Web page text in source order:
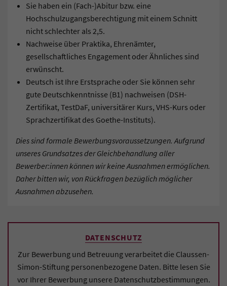
Sie haben ein (Fach-)Abitur bzw. eine
Hochschulzugangsberechtigung mit einem Schnitt
nicht schlechter als 2,5.
Nachweise über Praktika, Ehrenämter,
gesellschaftliches Engagement oder Ähnliches sind
erwünscht.
Deutsch ist Ihre Erstsprache oder Sie können sehr
gute Deutschkenntnisse (B1) nachweisen (DSH-
Zertifikat, TestDaF, universitärer Kurs, VHS-Kurs oder
Sprachzertifikat des Goethe-Instituts).
Dies sind formale Bewerbungsvoraussetzungen. Aufgrund
unseres Grundsatzes der Gleichbehandlung aller
Bewerber:innen können wir keine Ausnahmen ermöglichen.
Daher bitten wir, von Rückfragen bezüglich möglicher
Ausnahmen abzusehen.
DATENSCHUTZ
Zur Bewerbung und Betreuung verarbeitet die Claussen-
Simon-Stiftung personenbezogene Daten. Bitte lesen Sie
vor Ihrer Bewerbung unsere Datenschutzbestimmungen.